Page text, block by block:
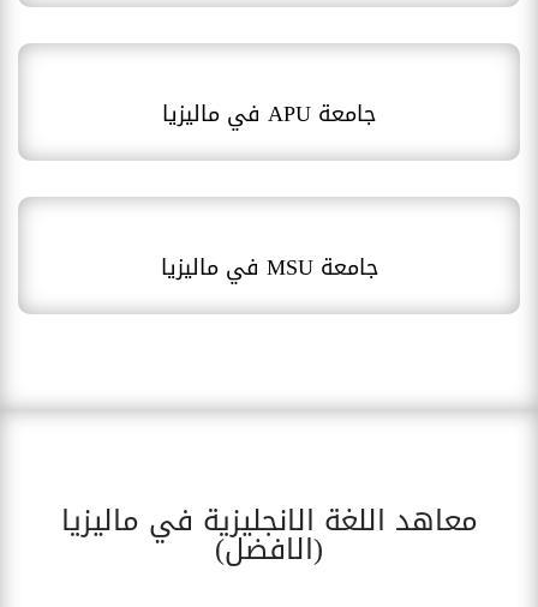
جامعة APU في ماليزيا
جامعة MSU في ماليزيا
معاهد اللغة الانجليزية في ماليزيا
(الافضل)